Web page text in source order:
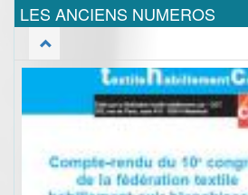
LES ANCIENS NUMEROS